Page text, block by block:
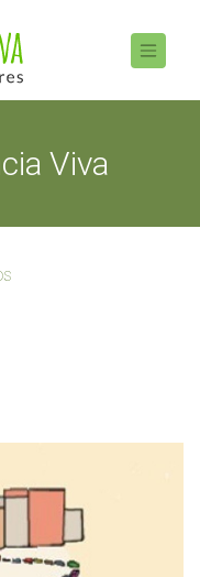
Viva